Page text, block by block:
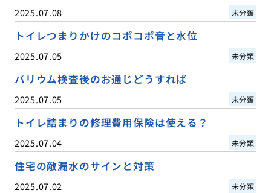
2025.07.08 未分類
トイレつまりかけのコポコポ音と水位
2025.07.05 未分類
バリウム検査後のお通じどうすれば
2025.07.05 未分類
トイレ詰まりの修理費用保険は使える？
2025.07.04 未分類
住宅の敵漏水のサインと対策
2025.07.02 未分類